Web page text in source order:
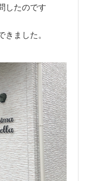
したのです
きました。